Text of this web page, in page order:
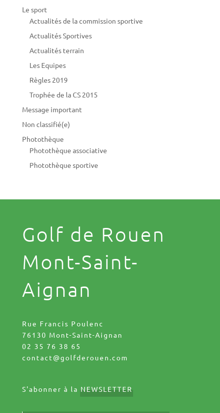
Le sport
Actualités de la commission sportive
Actualités Sportives
Actualités terrain
Les Equipes
Règles 2019
Trophée de la CS 2015
Message important
Non classifié(e)
Photothèque
Photothèque associative
Photothèque sportive
Golf de Rouen
Mont-Saint-
Aignan
Rue Francis Poulenc
76130 Mont-Saint-Aignan
02 35 76 38 65
contact@golfderouen.com
S'abonner à la NEWSLETTER